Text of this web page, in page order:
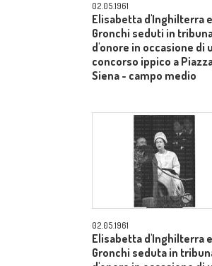
02.05.1961
Elisabetta d'Inghilterra e
Gronchi seduti in
d'onore in occasione di
concorso ippico a
Siena - campo medio
02.05.1961
Elisabetta d'Inghilterra e
Gronchi seduta in